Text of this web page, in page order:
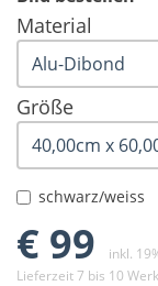
Material
Größe
schwarz/weiss
€ 99
inkl.
Lieferzeit 7 bis 10